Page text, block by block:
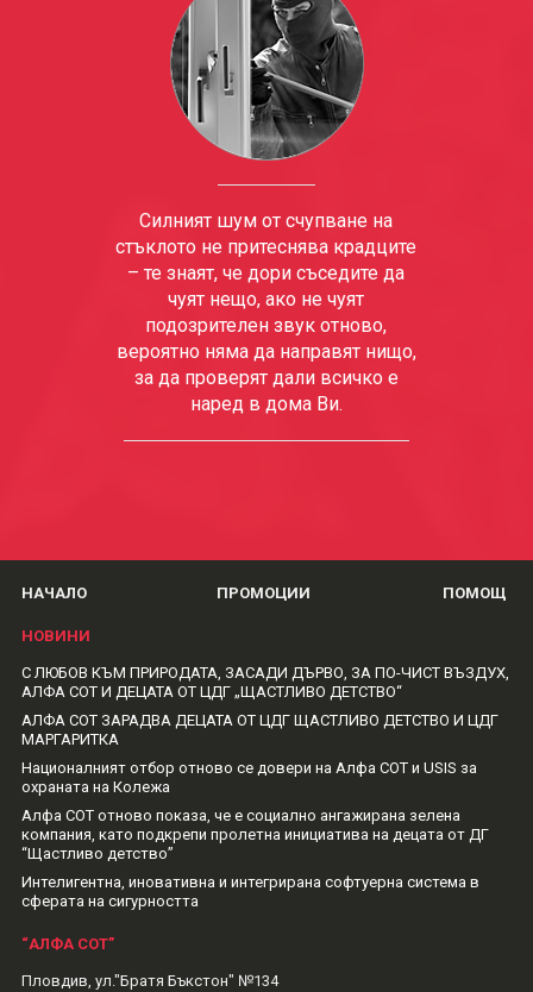
Силният шум от счупване на
стъклото не притеснява крадците
– те знаят, че дори съседите да
чуят нещо, ако не чуят
подозрителен звук отново,
вероятно няма да направят нищо,
за да проверят дали всичко е
наред в дома Ви.
НАЧАЛО ПРОМОЦИИ ПОМОЩ
НОВИНИ
С ЛЮБОВ КЪМ ПРИРОДАТА, ЗАСАДИ ДЪРВО, ЗА ПО-ЧИСТ ВЪЗДУХ,
АЛФА СОТ И ДЕЦАТА ОТ ЦДГ „ЩАСТЛИВО ДЕТСТВО“
АЛФА СОТ ЗАРАДВА ДЕЦАТА ОТ ЦДГ ЩАСТЛИВО ДЕТСТВО И ЦДГ
МАРГАРИТКА
Националният отбор отново се довери на Алфа СОТ и USIS за
охраната на Колежа
Алфа СОТ отново показа, че е социално ангажирана зелена
компания, като подкрепи пролетна инициатива на децата от ДГ
“Щастливо детство”
Интелигентна, иновативна и интегрирана софтуерна система в
сферата на сигурността
“АЛФА СОТ”
Пловдив, ул."Братя Бъкстон" №134